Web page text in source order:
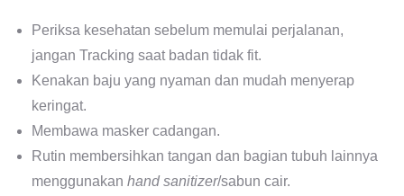
Periksa kesehatan sebelum memulai perjalanan,
jangan Tracking saat badan tidak fit.
Kenakan baju yang nyaman dan mudah menyerap
keringat.
Membawa masker cadangan.
Rutin membersihkan tangan dan bagian tubuh lainnya
menggunakan hand sanitizer/sabun cair.